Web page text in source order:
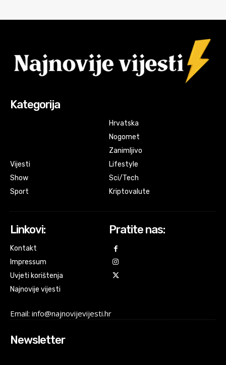
Kategorija
Vijesti
Show
Sport
Hrvatska
Nogomet
Zanimljivo
Lifestyle
Sci/Tech
Kriptovalute
Linkovi:
Kontakt
Impressum
Uvjeti korištenja
Najnovije vijesti
Pratite nas:
Email: info@najnovijevijesti.hr
Newsletter